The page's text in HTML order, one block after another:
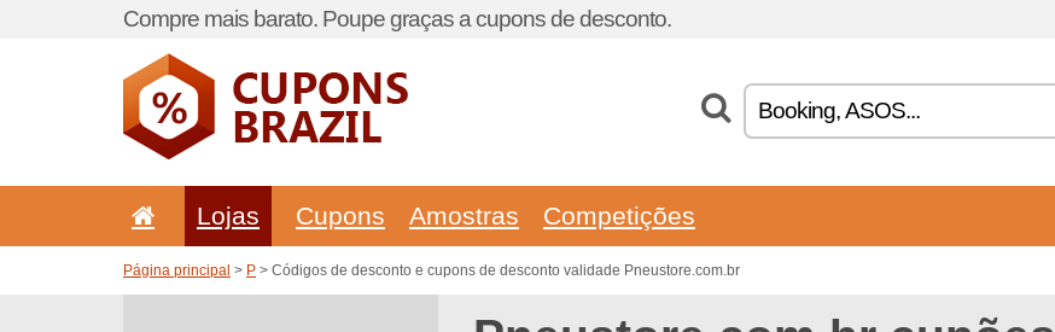
Compre mais barato. Poupe graças a cupons de desconto.
Lojas Cupons Amostras Competições
Página principal > P > Códigos de desconto e cupons de desconto validade Pneustore.com.br